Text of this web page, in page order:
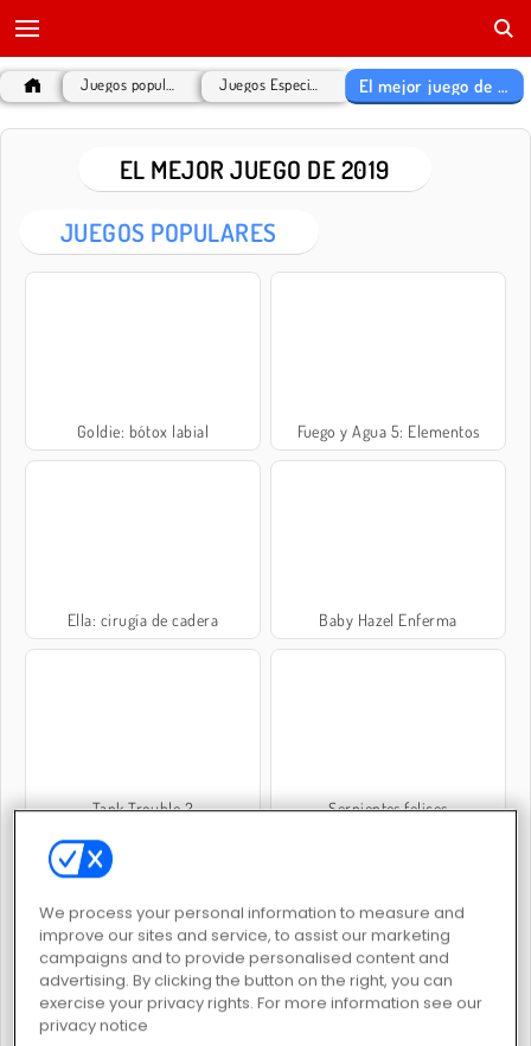
El mejor juego de 2019
EL MEJOR JUEGO DE 2019
JUEGOS POPULARES
Goldie: bótox labial Fuego y Agua 5: Elementos
Ella: cirugía de cadera Baby Hazel Enferma
Tank Trouble 2 Serpientes felices
Simulador de vuelo en Boeing Mr. Bullet
We process your personal information to measure and
improve our sites and service, to assist our marketing
campaigns and to provide personalised content and
advertising. By clicking the button on the right, you can
exercise your privacy rights. For more information see our
privacy notice